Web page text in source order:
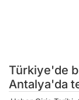
Türkiye'de
Antalya'da